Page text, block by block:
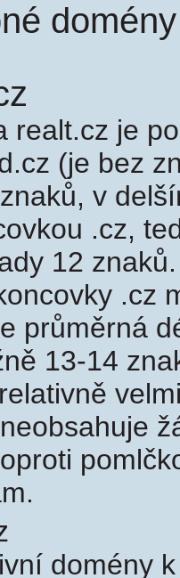
realt.cz je
(je bez
v
.cz,
12
.cz
průměrná
13-14
domény